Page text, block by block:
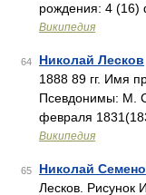
рождения: 4 (16)
Википедия
64 Николай Лесков
1888 89 гг. Имя
Псевдонимы: М.
февраля
Википедия
65 Николай
Лесков. Рисунок